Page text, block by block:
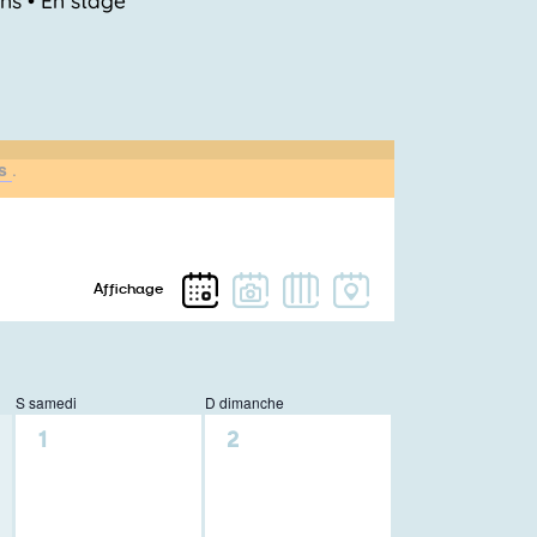
.
Ssamedi D dimanche
0
1
0
2